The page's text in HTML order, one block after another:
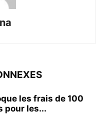
les frais de 100
pour les...